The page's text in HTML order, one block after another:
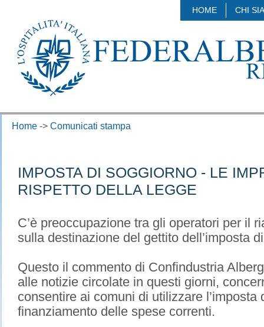
HOME CHI
Home -> Comunicati stampa
IMPOSTA DI SOGGIORNO - LE
RISPETTO DELLA LEGGE
C’è preoccupazione tra gli operatori per il
sulla destinazione del gettito dell’imposta
Questo il commento di Confindustria
alle notizie circolate in questi giorni,
consentire ai comuni di utilizzare l’imposta
finanziamento delle spese correnti.